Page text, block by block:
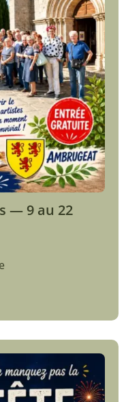
— 9 au 22